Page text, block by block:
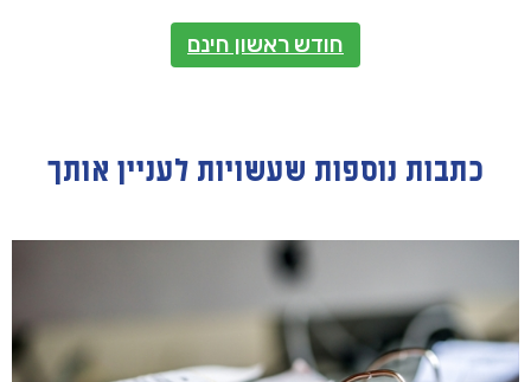
חודש ראשון חינם
כתבות נוספות שעשויות לעניין אותך